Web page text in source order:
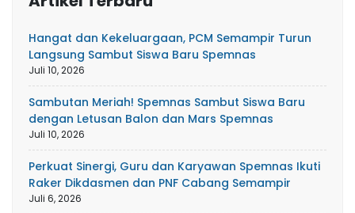
Hangat dan Kekeluargaan, PCM Semampir Turun
Langsung Sambut Siswa Baru Spemnas
Juli 10, 2026
Sambutan Meriah! Spemnas Sambut Siswa Baru
dengan Letusan Balon dan Mars Spemnas
Juli 10, 2026
Perkuat Sinergi, Guru dan Karyawan Spemnas Ikuti
Raker Dikdasmen dan PNF Cabang Semampir
Juli 6, 2026